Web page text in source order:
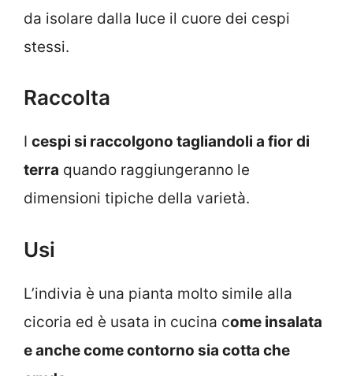
da isolare dalla luce il cuore dei cespi
stessi.
Raccolta
I cespi si raccolgono tagliandoli a fior di
terra quando raggiungeranno le
dimensioni tipiche della varietà.
Usi
L’indivia è una pianta molto simile alla
cicoria ed è usata in cucina come insalata
e anche come contorno sia cotta che